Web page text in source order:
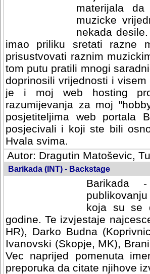
materijala
muzicke
nekada
imao priliku sretati razne
prisustvovati raznim
tom putu pratili mnogi
doprinosili vrijednosti i
je i moj web hosting
razumijevanja za moj
posjetiteljima web portala
posjecivali i koji ste bili
Hvala svima.
Autor: Dragutin Matoševic,
Barikada (INT) - Backstage
Barikada
koja su se
godine. Te izvjestaje
HR), Darko Budna
Ivanovski (Skopje, MK),
Vec naprijed pomenuta
preporuka da citate njihove